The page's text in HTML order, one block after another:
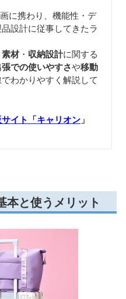
に携わり、機能性・デ
設計に従事してきたラ
素材・ 収納設計に関する
での使いやすさや移動
わかりやすく解説して
イト「キャリオン 」
本と使うメリット